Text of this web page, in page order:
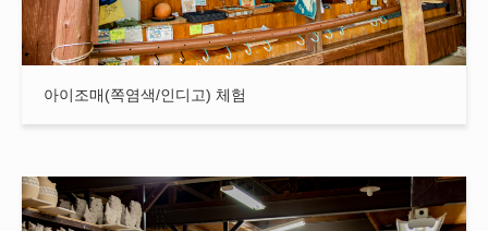
아이조매(쪽염색/인디고) 체험